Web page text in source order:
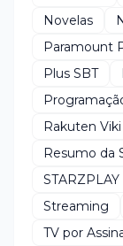
Novelas
Paramount
Plus SBT
Rakuten Viki
Resumo da
STARZPLAY
Streaming
TV por